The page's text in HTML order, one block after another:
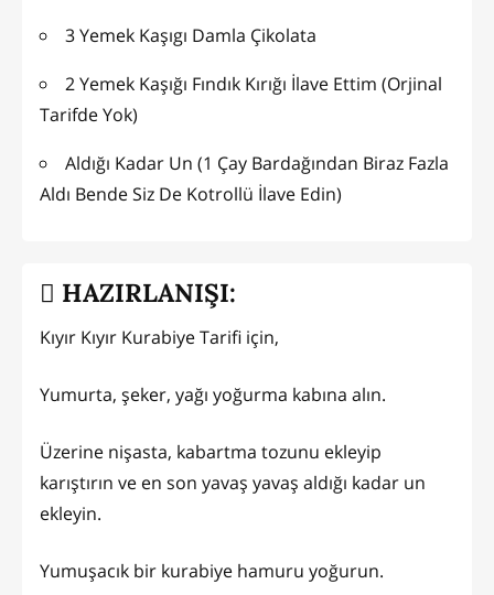
3 Yemek Kaşıgı Damla Çikolata
2 Yemek Kaşığı Fındık Kırığı İlave Ettim (Orjinal
Tarifde Yok)
Aldığı Kadar Un (1 Çay Bardağından Biraz Fazla
Aldı Bende Siz De Kotrollü İlave Edin)
HAZIRLANIŞI:
Kıyır Kıyır Kurabiye Tarifi için,
Yumurta, şeker, yağı yoğurma kabına alın.
Üzerine nişasta, kabartma tozunu ekleyip
karıştırın ve en son yavaş yavaş aldığı kadar un
ekleyin.
Yumuşacık bir kurabiye hamuru yoğurun.